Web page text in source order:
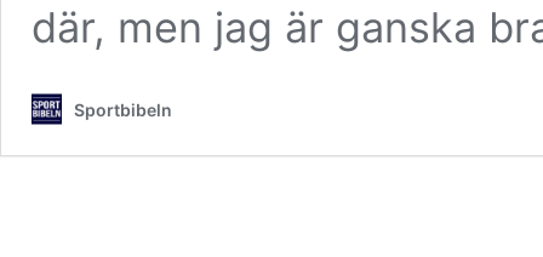
där, men jag är ganska
Sportbibeln